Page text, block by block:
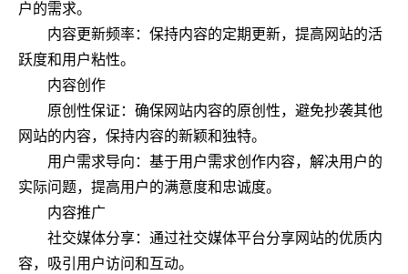
户的需求。
内容更新频率：保持内容的定期更新，提高网站的活
跃度和用户粘性。
内容创作
原创性保证：确保网站内容的原创性，避免抄袭其他
网站的内容，保持内容的新颖和独特。
用户需求导向：基于用户需求创作内容，解决用户的
实际问题，提高用户的满意度和忠诚度。
内容推广
社交媒体分享：通过社交媒体平台分享网站的优质内
容，吸引用户访问和互动。